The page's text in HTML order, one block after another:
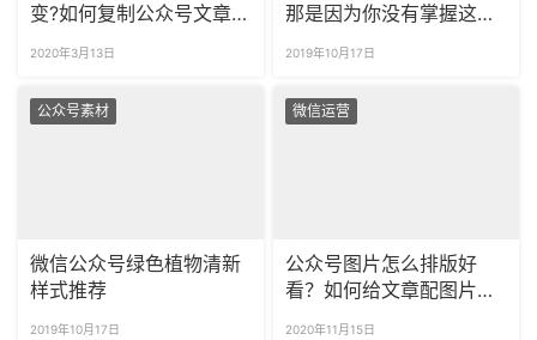
变?如何复制公众号文章排
2020年3月13日
那是因为你没有掌握这几
2019年10月17日
公众号素材
微信公众号绿色植物清新
样式推荐
2019年10月17日
微信运营
公众号图片怎么排版好
看？如何给文章配图片更
2020年11月15日